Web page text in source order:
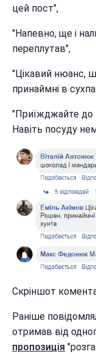
цей пост",
"Напевно, ще і
переплутав",
"Цікавий нюанс,
принаймні в
"Приїжджайте до
Навіть посуду
Скріншот
Раніше
отримав від
пропозиція